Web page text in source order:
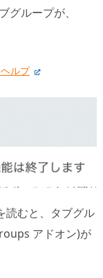
グループが、
ルプ
読むと、タブグル
アドオン)が